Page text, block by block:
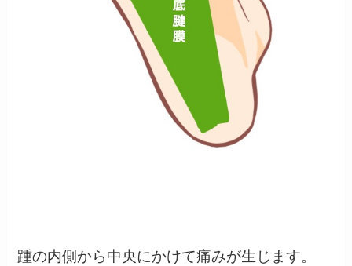
踵の内側から中央にかけて痛みが生じます。